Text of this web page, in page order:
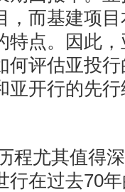
，而基建项
特点。因此
何评估亚投
亚开行的先
程尤其值得
行在过去70